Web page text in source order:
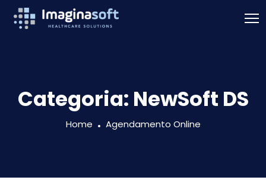
Categoria: NewSoft DS
Home Agendamento Online